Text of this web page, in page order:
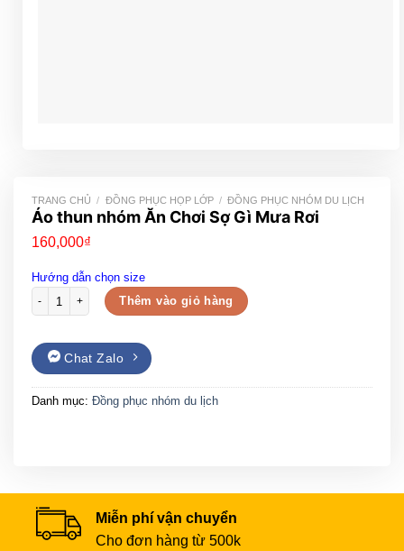
TRANG CHỦ / ĐỒNG PHỤC HỌP LỚP / ĐỒNG PHỤC NHÓM DU LỊCH
Áo thun nhóm Ăn Chơi Sợ Gì Mưa Rơi
160,000₫
Hướng dẫn chọn size
Áo thun nhóm Ăn Chơi Sợ Gì Mưa Rơi số lượng
Thêm vào giỏ hàng
Chat Zalo
Danh mục: Đồng phục nhóm du lịch
Miễn phí vận chuyển
Cho đơn hàng từ 500k